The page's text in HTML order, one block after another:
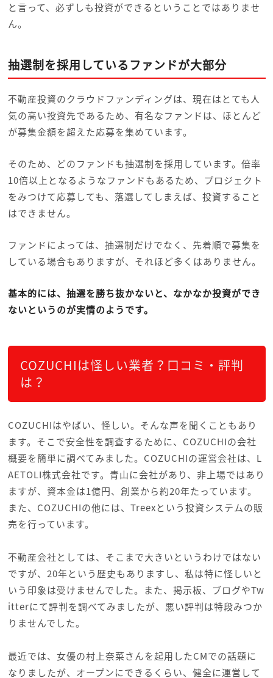
と言って、必ずしも投資ができるということではありませ
ん。
抽選制を採用しているファンドが大部分
不動産投資のクラウドファンディングは、現在はとても人
気の高い投資先であるため、有名なファンドは、ほとんど
が募集金額を超えた応募を集めています。
そのため、どのファンドも抽選制を採用しています。倍率
10倍以上となるようなファンドもあるため、プロジェクト
をみつけて応募しても、落選してしまえば、投資すること
はできません。
ファンドによっては、抽選制だけでなく、先着順で募集を
している場合もありますが、それほど多くはありません。
基本的には、抽選を勝ち抜かないと、なかなか投資ができ
ないというのが実情のようです。
COZUCHIは怪しい業者？口コミ・評判
は？
COZUCHIはやばい、怪しい。そんな声を聞くこともあり
ます。そこで安全性を調査するために、COZUCHIの会社
概要を簡単に調べてみました。COZUCHIの運営会社は、L
AETOLI株式会社です。青山に会社があり、非上場ではあり
ますが、資本金は1億円、創業から約20年たっています。
また、COZUCHIの他には、Treexという投資システムの販
売を行っています。
不動産会社としては、そこまで大きいというわけではない
ですが、20年という歴史もありますし、私は特に怪しいと
いう印象は受けませんでした。また、掲示板、ブログやTw
itterにて評判を調べてみましたが、悪い評判は特段みつか
りませんでした。
最近では、女優の村上奈菜さんを起用したCMでの話題に
なりましたが、オープンにできるくらい、健全に運営して